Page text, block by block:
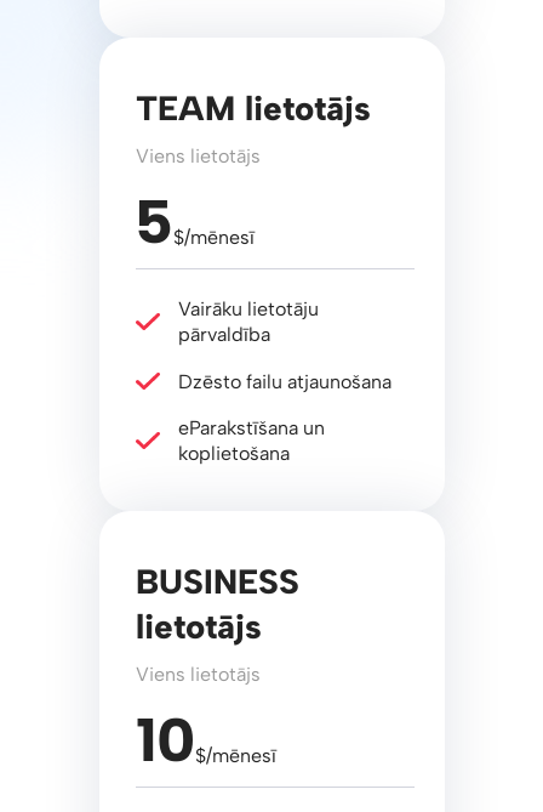
TEAM lietotājs
Viens lietotājs
5$/mēnesī
Vairāku lietotāju
pārvaldība
Dzēsto failu atjaunošana
eParakstīšana un
koplietošana
BUSINESS
lietotājs
Viens lietotājs
10$/mēnesī